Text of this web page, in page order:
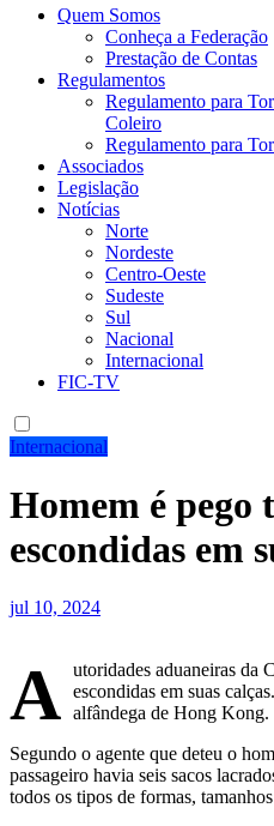
Site da Federação Internacional
Quem Somos
Conheça a Federação
Prestação de Contas
Regulamentos
Regulamento para
Coleiro
Regulamento para
Associados
Legislação
Notícias
Norte
Nordeste
Centro-Oeste
Sudeste
Sul
Nacional
Internacional
FIC-TV
Internacional
Homem é pego
escondidas em
jul 10, 2024
A utoridades aduaneiras da
escondidas em suas
alfândega de Hong Kong.
Segundo o agente que deteu o
passageiro havia seis sacos
todos os tipos de formas,